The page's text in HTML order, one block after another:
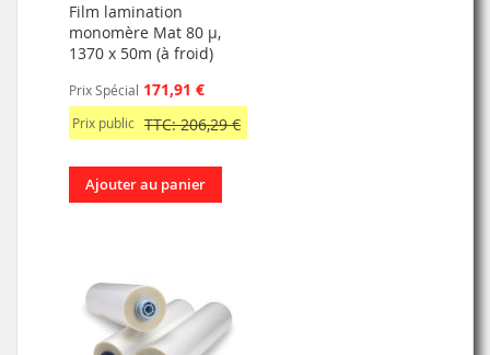
Film lamination
monomère Mat 80 µ,
1370 x 50m (à froid)
Prix Spécial 171,91 €
Prix public TTC: 206,29 €
Ajouter au panier